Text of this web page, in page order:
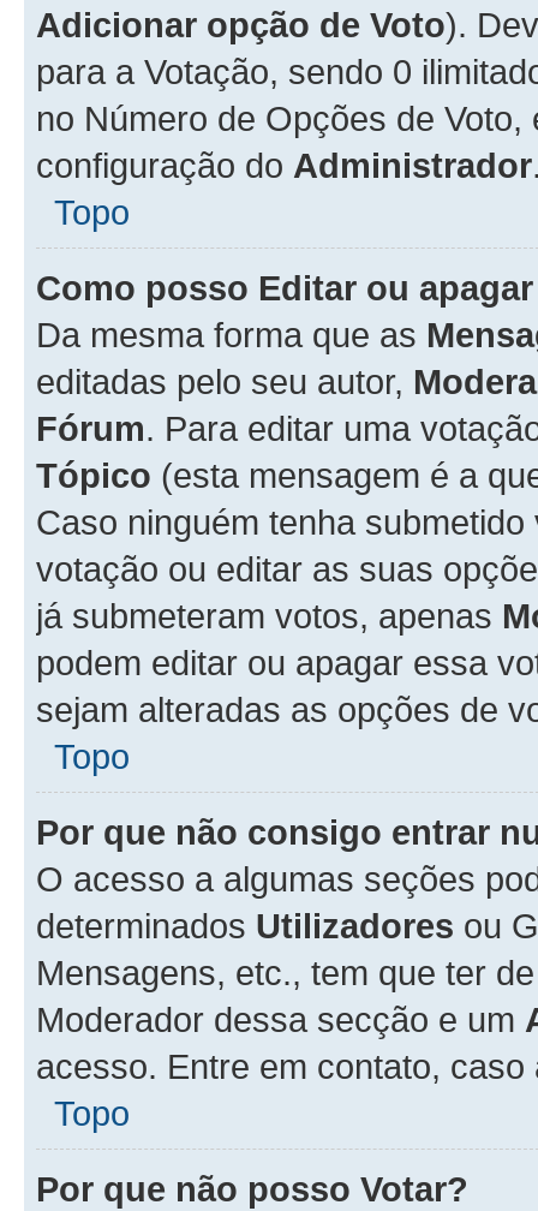
Adicionar opção de Voto).
para a Votação, sendo 0
no Número de Opções de
configuração do Administrador
Topo
Como posso Editar ou
Da mesma forma que as
editadas pelo seu autor,
Fórum. Para editar uma
Tópico (esta mensagem é a
Caso ninguém tenha
votação ou editar as suas
já submeteram votos, apenas
podem editar ou apagar essa
sejam alteradas as opções de
Topo
Por que não consigo entrar
O acesso a algumas seções
determinados Utilizadores ou
Mensagens, etc., tem que ter
Moderador dessa secção e um
acesso. Entre em contato,
Topo
Por que não posso Votar?